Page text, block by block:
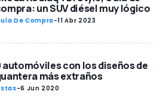
un SUV diésel muy lógico
De Compra-11 Abr 2023
automóviles con los diseños de
más extraños
-6 Jun 2020